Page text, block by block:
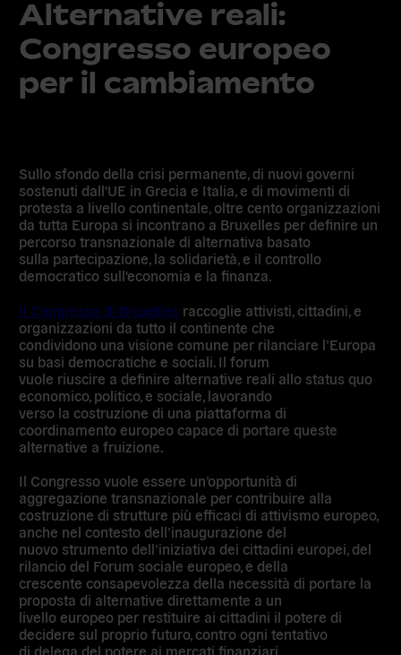
Alternative reali:
Congresso europeo
per il cambiamento
Sullo sfondo della crisi permanente, di nuovi governi
sostenuti dall'UE in Grecia e Italia, e di movimenti di
protesta a livello continentale, oltre cento organizzazioni
da tutta Europa si incontrano a Bruxelles per definire un
percorso transnazionale di alternativa basato
sulla partecipazione, la solidarietà, e il controllo
democratico sull'economia e la finanza.
Il Congresso di Bruxelles raccoglie attivisti, cittadini, e
organizzazioni da tutto il continente che
condividono una visione comune per rilanciare l’Europa
su basi democratiche e sociali. Il forum
vuole riuscire a definire alternative reali allo status quo
economico, politico, e sociale, lavorando
verso la costruzione di una piattaforma di
coordinamento europeo capace di portare queste
alternative a fruizione.
Il Congresso vuole essere un’opportunità di
aggregazione transnazionale per contribuire alla
costruzione di strutture più efficaci di attivismo europeo,
anche nel contesto dell’inaugurazione del
nuovo strumento dell’iniziativa dei cittadini europei, del
rilancio del Forum sociale europeo, e della
crescente consapevolezza della necessità di portare la
proposta di alternative direttamente a un
livello europeo per restituire ai cittadini il potere di
decidere sul proprio futuro, contro ogni tentativo
di delega del potere ai mercati finanziari.